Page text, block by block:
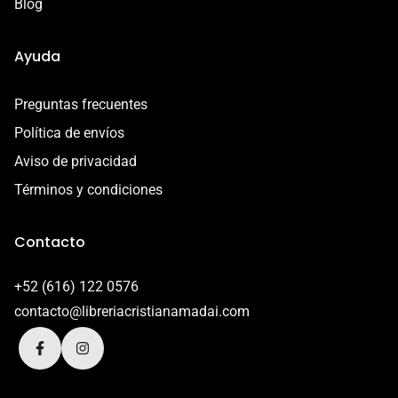
Blog
Ayuda
Preguntas frecuentes
Política de envíos
Aviso de privacidad
Términos y condiciones
Contacto
+52 (616) 122 0576
contacto@libreriacristianamadai.com